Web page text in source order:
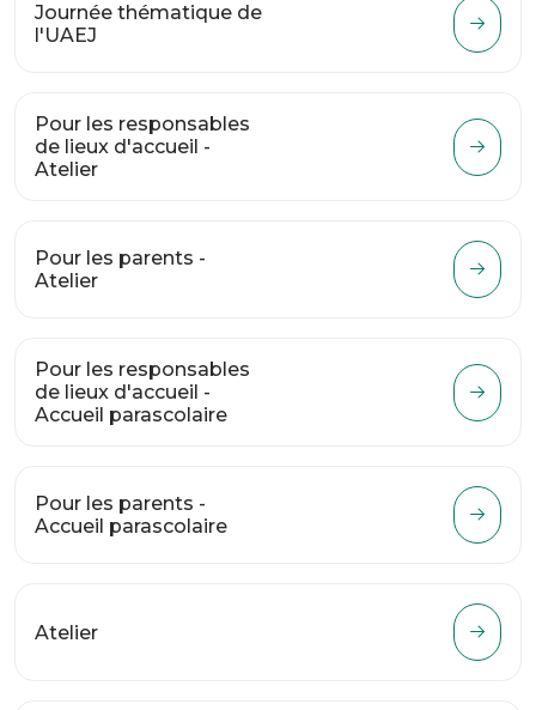
Journée thématique de
l'UAEJ
Pour les responsables
de lieux d'accueil -
Atelier
Pour les parents -
Atelier
Pour les responsables
de lieux d'accueil -
Accueil parascolaire
Pour les parents -
Accueil parascolaire
Atelier